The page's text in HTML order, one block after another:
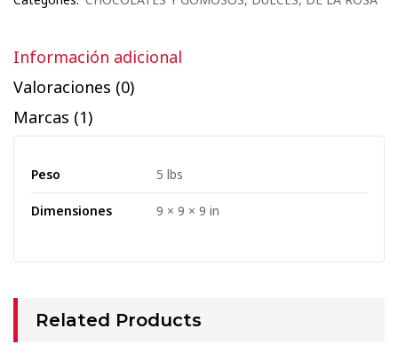
Información adicional
Valoraciones (0)
Marcas (1)
Peso 5 lbs
Dimensiones 9 × 9 × 9 in
Related Products